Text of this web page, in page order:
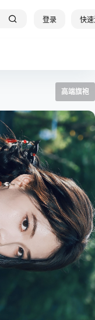
登录 快
高端旗袍